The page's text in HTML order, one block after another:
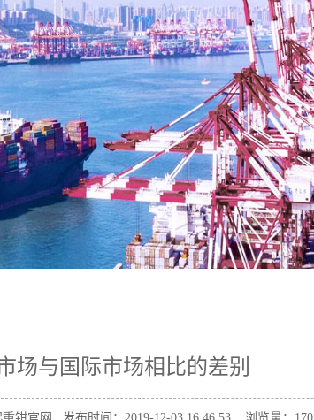
场与国际市场相比的差别